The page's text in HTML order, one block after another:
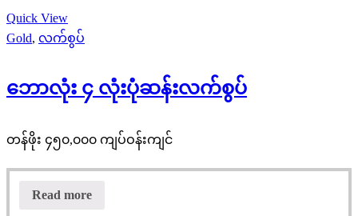
Quick View
Gold, လက်စွပ်
ဘောလုံး ၄ လုံးပုံဆန်းလက်စွပ်
တန်ဖိုး ၄၅၀,၀၀၀ ကျပ်ဝန်းကျင်
Read more